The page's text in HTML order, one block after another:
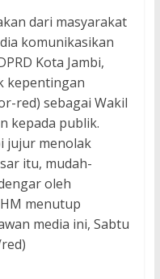
dari masyarakat
komunikasikan
Kota Jambi,
kepentingan
red) sebagai Wakil
kepada publik.
jujur menolak
itu, mudah-
oleh
menutup
media ini, Sabtu